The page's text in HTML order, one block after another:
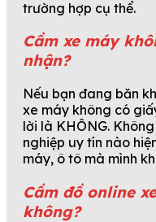
trường hợp cụ thể.
Cầm xe máy
nhận?
Nếu bạn đang băn
xe máy không có
lời là KHÔNG.
nghiệp uy tín nào
máy, ô tô mà mình
Cầm đồ online
không?